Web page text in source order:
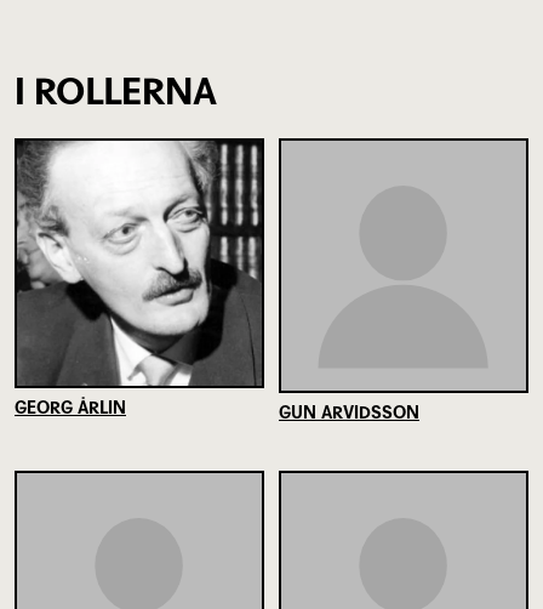
I ROLLERNA
GEORG ÅRLIN GUN ARVIDSSON